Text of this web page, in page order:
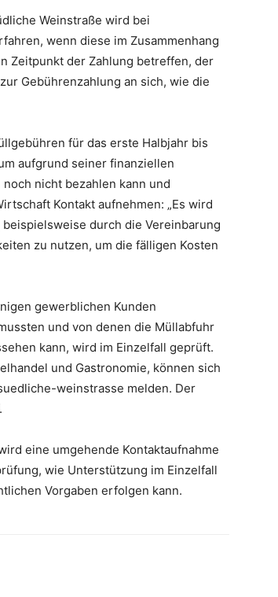
Weinstraße wird bei
wenn diese im Zusammenhang
Zeitpunkt der Zahlung betreffen, der
Gebührenzahlung an sich, wie die
für das erste Halbjahr bis
aufgrund seiner finanziellen
nicht bezahlen kann und
Kontakt aufnehmen: „Es wird
durch die Vereinbarung
zu nutzen, um die fälligen Kosten
gewerblichen Kunden
und von denen die Müllabfuhr
kann, wird im Einzelfall geprüft.
und Gastronomie, können sich
weinstrasse melden. Der
eine umgehende Kontaktaufnahme
wie Unterstützung im Einzelfall
Vorgaben erfolgen kann.